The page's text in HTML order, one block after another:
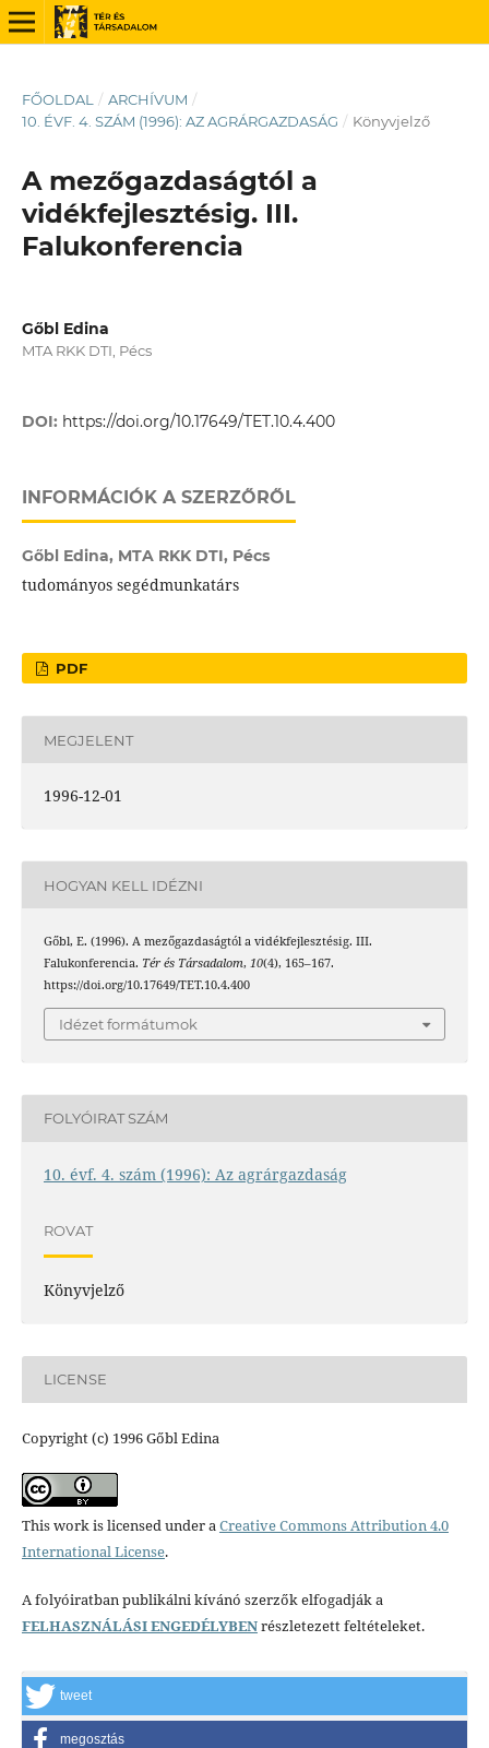
FŐOLDAL / ARCHÍVUM /
10. ÉVF. 4. SZÁM (1996): AZ AGRÁRGAZDASÁG / Könyvjelző
A mezőgazdaságtól a
vidékfejlesztésig. III.
Falukonferencia
Gőbl Edina
MTA RKK DTI, Pécs
DOI: https://doi.org/10.17649/TET.10.4.400
INFORMÁCIÓK A SZERZŐRŐL
Gőbl Edina, MTA RKK DTI, Pécs
tudományos segédmunkatárs
PDF
MEGJELENT
1996-12-01
HOGYAN KELL IDÉZNI
Gőbl, E. (1996). A mezőgazdaságtól a vidékfejlesztésig. III.
Falukonferencia. Tér és Társadalom, 10(4), 165–167.
https://doi.org/10.17649/TET.10.4.400
Idézet formátumok
FOLYÓIRAT SZÁM
10. évf. 4. szám (1996): Az agrárgazdaság
ROVAT
Könyvjelző
LICENSE
Copyright (c) 1996 Gőbl Edina
This work is licensed under aCreative Commons Attribution 4.0
International License.
A folyóiratban publikálni kívánó szerzők elfogadják a
FELHASZNÁLÁSI ENGEDÉLYBENrészletezett feltételeket.
tweet
megosztás